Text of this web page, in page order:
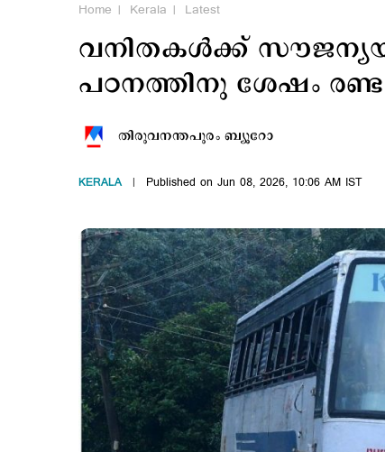
Home Kerala Latest
വനിതകള്‍ക്ക്
പഠനത്തിനു ശേഷം
തിരുവനന്തപുരം ബ്യൂറോ
KERALA Published on Jun 08, 2026, 10:06 AM IST